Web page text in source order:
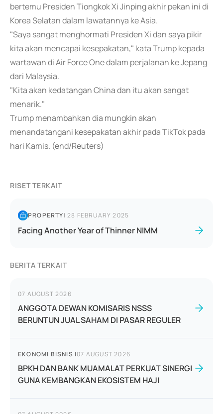
bertemu Presiden Tiongkok Xi Jinping akhir pekan ini di
Korea Selatan dalam lawatannya ke Asia.
"Saya sangat menghormati Presiden Xi dan saya pikir
kita akan mencapai kesepakatan," kata Trump kepada
wartawan di Air Force One dalam perjalanan ke Jepang
dari Malaysia.
"Kita akan kedatangan China dan itu akan sangat
menarik."
Trump menambahkan dia mungkin akan
menandatangani kesepakatan akhir pada TikTok pada
hari Kamis. (end/Reuters)
RISET TERKAIT
PROPERTY|28 FEBRUARY 2025
Facing Another Year of Thinner NIMM
BERITA TERKAIT
07 AUGUST 2026
ANGGOTA DEWAN KOMISARIS NSSS
BERUNTUN JUAL SAHAM DI PASAR REGULER
EKONOMI BISNIS |07 AUGUST 2026
BPKH DAN BANK MUAMALAT PERKUAT SINERGI
GUNA KEMBANGKAN EKOSISTEM HAJI